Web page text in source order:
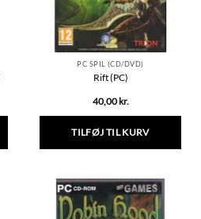
PC SPIL (CD/DVD)
Rift (PC)
40,00 kr.
TILFØJ TIL KURV